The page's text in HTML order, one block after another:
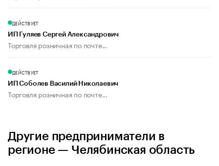
ДЕЙСТВУЕТ
ИП Гуляев Сергей Александрович
Торговля розничная по почте...
ДЕЙСТВУЕТ
ИП Соболев Василий Николаевич
Торговля розничная по почте...
Другие предприниматели в
регионе — Челябинская область